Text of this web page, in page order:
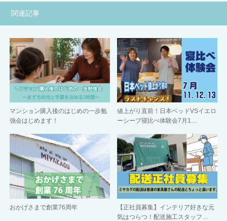
関連記事
マンション購入後のはじめの一歩勉
強会はじめます！
値上がり直前！日本ベッドVSイエロ
ーシープ寝比べ体験会7月1…
おかげさまで創業76周年
【正社員募集】インテリア好きな元
気はつらつ！配送施工スタッフ…